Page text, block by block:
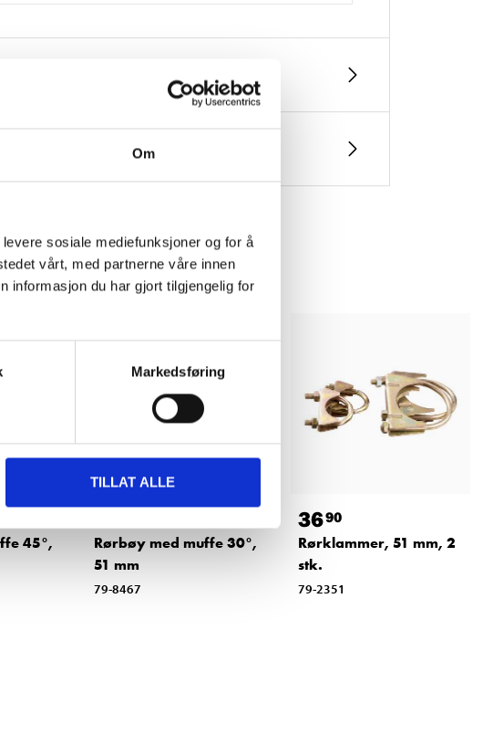
Om
sosiale mediefunksjoner og for å
vårt, med partnerne våre innen
informasjon du har gjort tilgjengelig for
Markedsføring
TILLAT ALLE
45°,
Rørbøy med muffe 30°,
51 mm
79-8467
3690
Rørklammer, 51 mm, 2
stk.
79-2351